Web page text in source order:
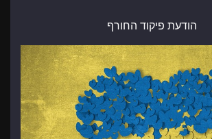
הודעת פיקוד החורף